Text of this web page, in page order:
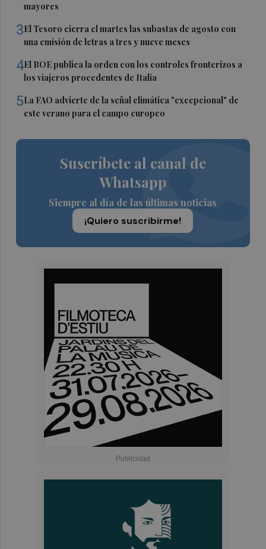
mayores
3El Tesoro cierra el martes las subastas de agosto con
una emisión de letras a tres y nueve meses
4El BOE publica la orden con los controles fronterizos a
los viajeros procedentes de Italia
5La FAO advierte de la señal climática "excepcional" de
este verano para el campo europeo
Suscríbete al canal de
Whatsapp
Siempre al día de las últimas noticias
¡Quiero suscribirme!